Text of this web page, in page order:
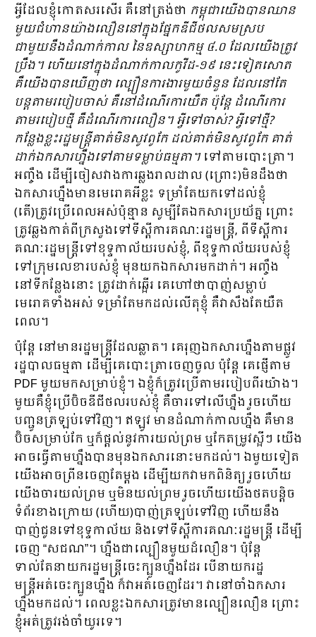
អ្វីដែលខ្ញុំកោតសរសើរ គឺនៅត្រង់ថា កម្ពុជាយើងបានឈាន
មួយជំហានយ៉ាងលឿននៅក្នុងផ្នែកឌីជីថលសមស្រប
ជាមួយនឹងដំណាក់កាល នៃឧស្សាហកម្ម ៤.០ ដែលយើងត្រូវ
ប្រឹង។ ហើយនៅក្នុងដំណាក់កាលកូវីដ-១៩ នេះទៀតសោត
គឺយើងបានឃើញថា ល្បឿនការងារមួយចំនួន ដែលនៅតែ
បន្តតាមរបៀបចាស់ គឺនៅដំណើរការយឺត ប៉ុន្តែ ដំណើរការ
តាមរបៀបថ្មី គឺដំណើរការលឿន។ អ្វីទៅចាស់? អ្វីទៅថ្មី?
កន្លែងខ្លះរដ្ឋមន្ត្រីគាត់មិនសូវពូកែ ដល់គាត់មិនសូវពូកែ គាត់
ដាក់ឯកសារហ្នឹងទៅតាមទម្លាប់ធម្មតា។​ទៅតាមបោះត្រា។
អញ្ចឹង ដើម្បីចៀសវាងការឆ្លងរាលដាល (ព្រោះ)មិនដឹងថា
ឯកសារហ្នឹងមានមេរោគអីខ្លះ ទម្រាំតែយកទៅដល់ខ្ញុំ​
(តើ)ត្រូវប្រើពេលអស់ប៉ុន្មាន សូម្បីតែឯកសារប្រយ័ត្ន ព្រោះ
ត្រូវឆ្លងកាត់ពីក្រសួងទៅទីស្តីការគណៈរដ្ឋមន្ត្រី, ពីទីស្តីការ
គណៈរដ្ឋមន្ត្រីទៅខុទ្ទកាល័យរបស់ខ្ញុំ, ពីខុទ្ទកាល័យរបស់ខ្ញុំ
ទៅក្រុមលេខារបស់ខ្ញុំ មុនយកឯកសារមកដាក់។ អញ្ចឹង
នៅទីកន្លែងនោះ ត្រូវដាក់ឆ្អើរ គេហៅថាបាញ់សម្លាប់
មេរោគទាំងអស់ ទម្រាំតែមកដល់លើតុខ្ញុំ គឺវាសឹងតែយឺត
ពេល។
ប៉ុន្តែ នៅមានរដ្ឋមន្ត្រីដែលឆ្លាត។ គេរុញឯកសារហ្នឹងតាមផ្លូវ
រដ្ឋបាលធម្មតា ដើម្បីគេបោះត្រាចេញចូល ប៉ុន្តែ គេផ្ញើតាម
PDF មួយមកសម្រាប់ខ្ញុំ។ ឯខ្ញុំក៏ត្រូវប្រើតាមរបៀបពីរយ៉ាង។
មួយគឺខ្ញុំប្រើប៊ិចឌីជីថលរបស់ខ្ញុំ គឺចារទៅលើហ្នឹង រួចហើយ
បញ្ជូនត្រឡប់ទៅវិញ។ ឥឡូវ មានដំណាក់កាលហ្នឹង គឺមាន
ប៊ិចសម្រាប់កែ ឬក៏ផ្តល់នូវការយល់ព្រម ឬកែតម្រូវស្អីៗ យើង
អាចធ្វើតាមហ្នឹងបានមុនឯកសារនោះមកដល់។ ឯមួយទៀត
យើងអាចព្រីនចេញតែម្តង ដើម្បីយកវាមកពិនិត្យ រួចហើយ
យើងចារយល់ព្រម ឬមិនយល់ព្រម រួចហើយយើងថតបន្តិច
ទំព័រខាងក្រោយ (ហើយ)បាញ់ត្រឡប់ទៅវិញ ហើយនឹង
បាញ់ជូនទៅខុទ្ទកាល័យ និងទៅទីស្តីការគណៈរដ្ឋមន្ត្រី ដើម្បី
ចេញ “សជណ”។ ហ្នឹងជាល្បឿនមួយដ៏លឿន។ ប៉ុន្តែ
ទាល់តែនាយករដ្ឋមន្ត្រីចេះក្បួនហ្នឹងដែរ បើនាយករដ្ឋ
មន្ត្រីអត់ចេះក្បួនហ្នឹង ក៏វាអត់ចេញដែរ។ វានៅចាំឯកសារ
ហ្នឹងមកដល់។ ពេលខ្លះឯកសារត្រូវមានល្បឿនលឿន ព្រោះ
ខ្ញុំអត់ត្រូវរង់ចាំយូរទេ។